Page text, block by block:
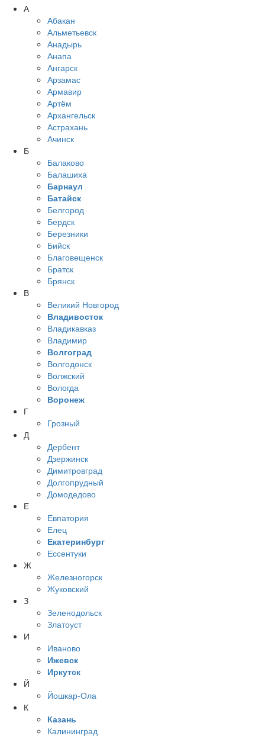
А
Абакан
Альметьевск
Анадырь
Анапа
Ангарск
Арзамас
Армавир
Артём
Архангельск
Астрахань
Ачинск
Б
Балаково
Балашиха
Барнаул
Батайск
Белгород
Бердск
Березники
Бийск
Благовещенск
Братск
Брянск
В
Великий Новгород
Владивосток
Владикавказ
Владимир
Волгоград
Волгодонск
Волжский
Вологда
Воронеж
Г
Грозный
Д
Дербент
Дзержинск
Димитровград
Долгопрудный
Домодедово
Е
Евпатория
Елец
Екатеринбург
Ессентуки
Ж
Железногорск
Жуковский
З
Зеленодольск
Златоуст
И
Иваново
Ижевск
Иркутск
Й
Йошкар-Ола
К
Казань
Калининград